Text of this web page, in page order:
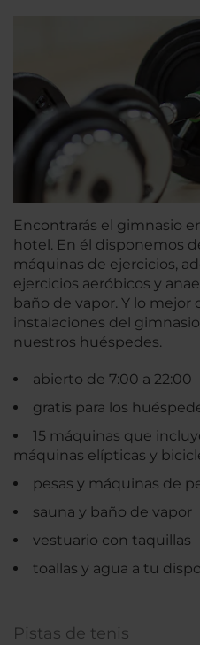
Encontrarás el gimnasio
hotel. En él disponemos
máquinas de ejercicios,
ejercicios aeróbicos y
baño de vapor. Y lo mejor
instalaciones del
nuestros huéspedes.
abierto de 7:00 a 22:00
gratis para los
15 máquinas que
máquinas elípticas y
pesas y máquinas de
sauna y baño de vapor
vestuario con taquillas
toallas y agua a tu
Pistas de tenis